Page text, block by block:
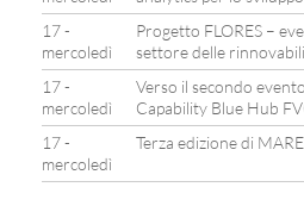
17 -
mercoledì
Progetto FLORES –
settore delle
17 -
mercoledì
Verso il secondo
Capability Blue Hub
17 -
mercoledì
Terza edizione di